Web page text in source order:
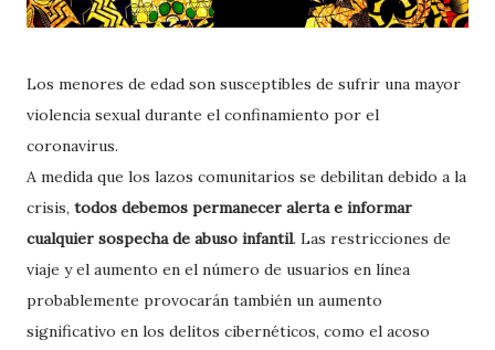
Los menores de edad son susceptibles de sufrir una mayor
violencia sexual durante el confinamiento por el
coronavirus.
A medida que los lazos comunitarios se debilitan debido a la
crisis, todos debemos permanecer alerta e informar
cualquier sospecha de abuso infantil. Las restricciones de
viaje y el aumento en el número de usuarios en línea
probablemente provocarán también un aumento
significativo en los delitos cibernéticos, como el acoso